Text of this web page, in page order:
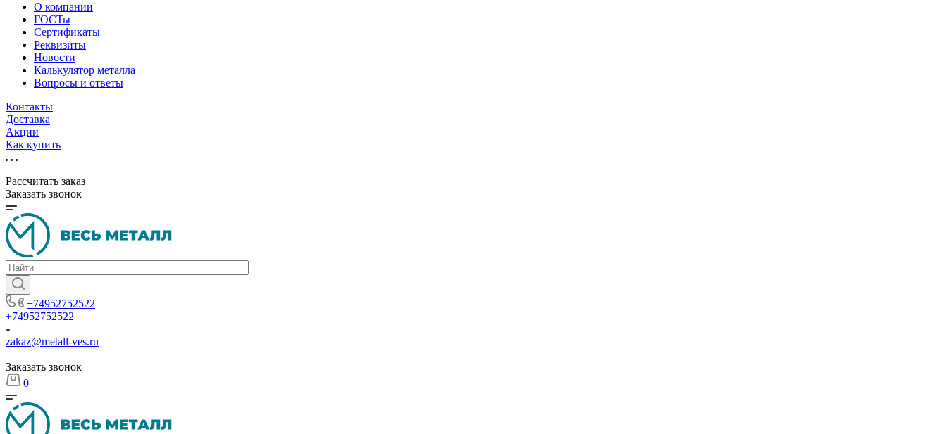
О компании
ГОСТы
Сертификаты
Реквизиты
Новости
Калькулятор металла
Вопросы и ответы
Контакты
Доставка
Акции
Как купить
Рассчитать заказ
Заказать звонок
+74952752522
+74952752522
zakaz@metall-ves.ru
Заказать звонок
0